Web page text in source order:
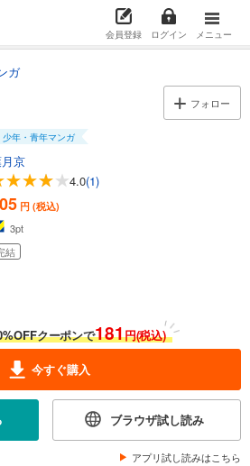
会員登録 ログイン メニュー
ガ
フォロー
少年・青年マンガ
京
4.0(1)
円 (税込)
3pt
結
クーポンで181円(税込)
今すぐ購入
ブラウザ試し読み
アプリ試し読みはこちら